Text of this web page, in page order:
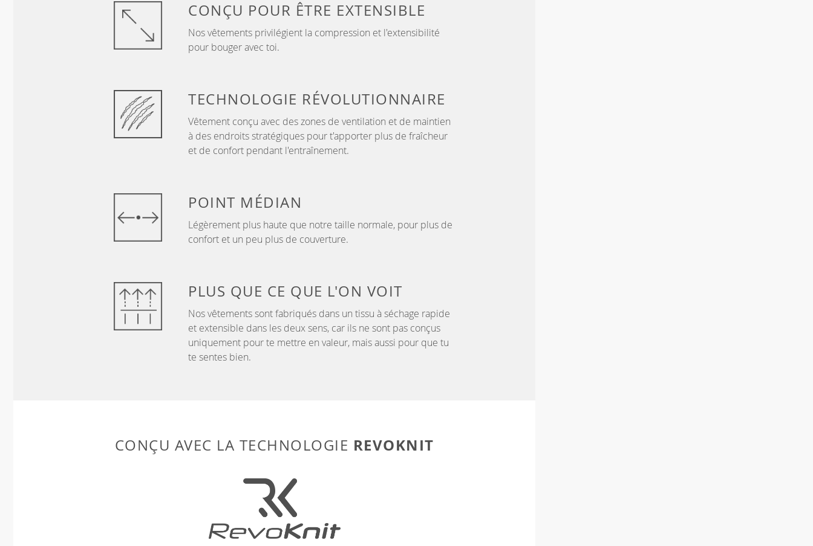
CONÇU POUR ÊTRE EXTENSIBLE
Nos vêtements privilégient la compression et l'extensibilité
pour bouger avec toi.
TECHNOLOGIE RÉVOLUTIONNAIRE
Vêtement conçu avec des zones de ventilation et de maintien
à des endroits stratégiques pour t'apporter plus de fraîcheur
et de confort pendant l'entraînement.
POINT MÉDIAN
Légèrement plus haute que notre taille normale, pour plus de
confort et un peu plus de couverture.
PLUS QUE CE QUE L'ON VOIT
Nos vêtements sont fabriqués dans un tissu à séchage rapide
et extensible dans les deux sens, car ils ne sont pas conçus
uniquement pour te mettre en valeur, mais aussi pour que tu
te sentes bien.
CONÇU AVEC LA TECHNOLOGIE REVOKNIT